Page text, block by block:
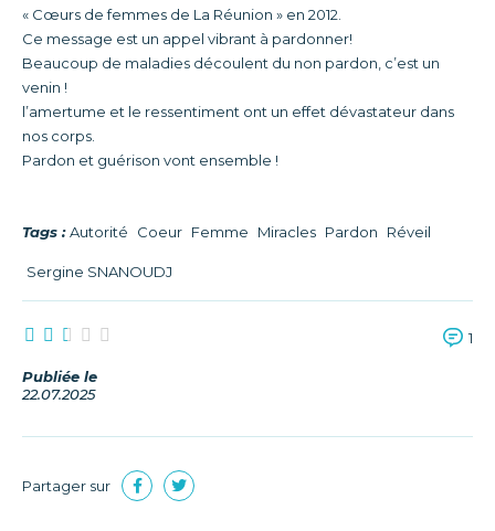
« Cœurs de femmes de La Réunion » en 2012.
Ce message est un appel vibrant à pardonner!
Beaucoup de maladies découlent du non pardon, c’est un
venin !
l’amertume et le ressentiment ont un effet dévastateur dans
nos corps.
Pardon et guérison vont ensemble !
Tags : Autorité Coeur Femme Miracles Pardon Réveil
Sergine SNANOUDJ
1
Publiée le
22.07.2025
Partager sur